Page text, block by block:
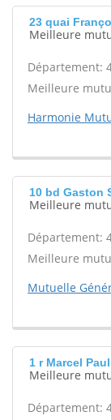
23 quai
Meilleure
Département:
Meilleure
Harmonie
10 bd Gaston
Meilleure
Département:
Meilleure
Mutuelle
1 r Marcel
Meilleure
Département: